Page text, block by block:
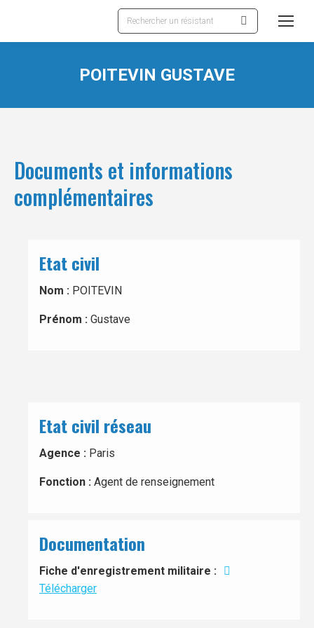
Recherche
:
POITEVIN GUSTAVE
Documents et informations
complémentaires
Etat civil
Nom : POITEVIN
Prénom : Gustave
Etat civil réseau
Agence : Paris
Fonction : Agent de renseignement
Documentation
Fiche d'enregistrement militaire :
Télécharger